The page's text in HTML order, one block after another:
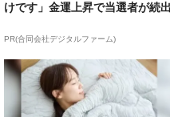
けです」金運上昇で当選者が続出
PR(合同会社デジタルファーム)